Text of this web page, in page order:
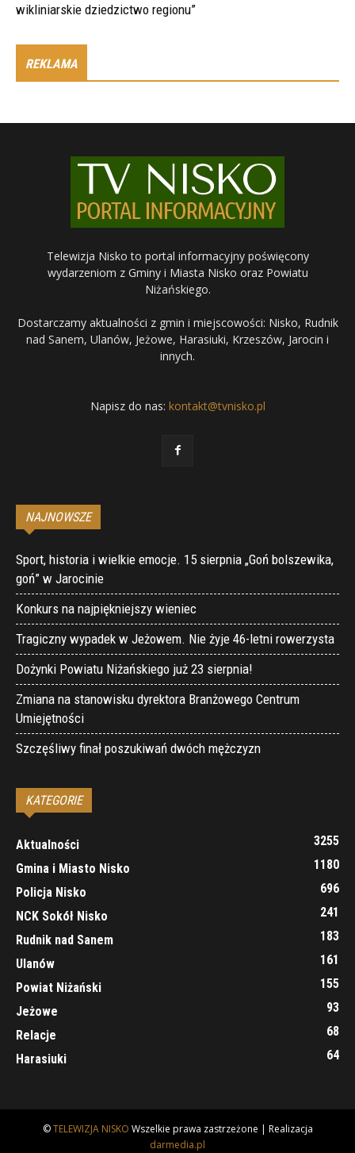
wikliniarskie dziedzictwo regionu”
REKLAMA
Telewizja Nisko to portal informacyjny poświęcony
wydarzeniom z Gminy i Miasta Nisko oraz Powiatu
Niżańskiego.
Dostarczamy aktualności z gmin i miejscowości: Nisko, Rudnik
nad Sanem, Ulanów, Jeżowe, Harasiuki, Krzeszów, Jarocin i
innych.
Napisz do nas: kontakt@tvnisko.pl
NAJNOWSZE
Sport, historia i wielkie emocje. 15 sierpnia „Goń bolszewika,
goń” w Jarocinie
Konkurs na najpiękniejszy wieniec
Tragiczny wypadek w Jeżowem. Nie żyje 46-letni rowerzysta
Dożynki Powiatu Niżańskiego już 23 sierpnia!
Zmiana na stanowisku dyrektora Branżowego Centrum
Umiejętności
Szczęśliwy finał poszukiwań dwóch mężczyzn
KATEGORIE
Aktualności
3255
Gmina i Miasto Nisko
1180
Policja Nisko
696
NCK Sokół Nisko
241
Rudnik nad Sanem
183
Ulanów
161
Powiat Niżański
155
Jeżowe
93
Relacje
68
Harasiuki
64
©TELEWIZJA NISKO Wszelkie prawa zastrzeżone | Realizacja
darmedia.pl